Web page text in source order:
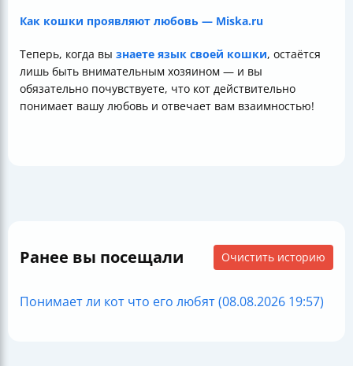
Как кошки проявляют любовь — Miska.ru
Теперь, когда вы знаете язык своей кошки, остаётся
лишь быть внимательным хозяином — и вы
обязательно почувствуете, что кот действительно
понимает вашу любовь и отвечает вам взаимностью!
Ранее вы посещали Очистить историю
Понимает ли кот что его любят (08.08.2026 19:57)